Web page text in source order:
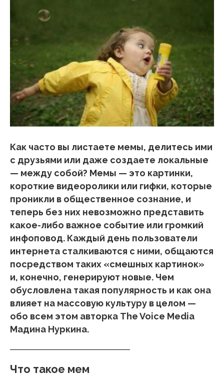
Как часто вы листаете мемы, делитесь ими
с друзьями или даже создаете локальные
— между собой? Мемы — это картинки,
короткие видеоролики или гифки, которые
проникли в общественное сознание, и
теперь без них невозможно представить
какое-либо важное событие или громкий
инфоповод. Каждый день пользователи
интернета сталкиваются с ними, общаются
посредством таких «смешных картинок»
и, конечно, генерируют новые. Чем
обусловлена такая популярность и как она
влияет на массовую культуру в целом —
обо всем этом авторка The Voice Media
Мадина Нуркина.
Что такое мем